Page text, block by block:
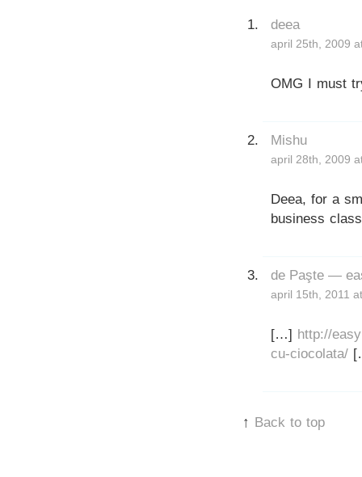
deea
april 25th, 2009
OMG I must
Mishu
april 28th, 2009
Deea, for a
business
de Paşte —
april 15th, 2011
[…] http://
cu-ciocolata/
↑ Back to top